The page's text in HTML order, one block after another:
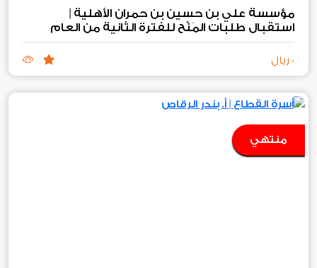
استقبال طلبات المَنْح للفترة الثانية من العام
المالي 2026 م
0 ريال
منتهي